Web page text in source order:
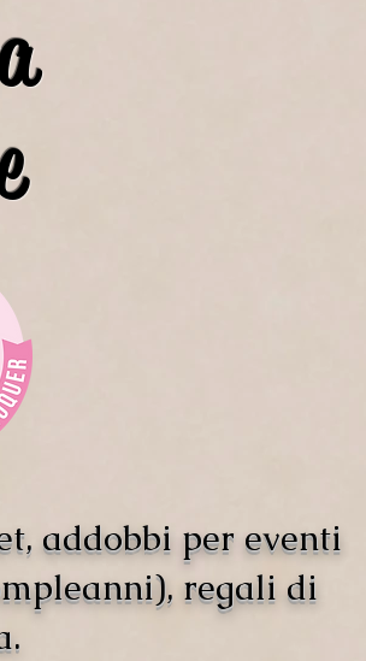
addobbi per eventi
regali di